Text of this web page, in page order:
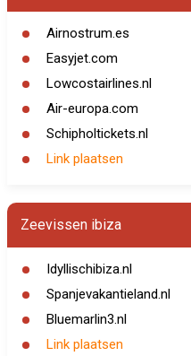
Airnostrum.es
Easyjet.com
Lowcostairlines.nl
Air-europa.com
Schipholtickets.nl
Link plaatsen
Zeevissen ibiza
Idyllischibiza.nl
Spanjevakantieland.nl
Bluemarlin3.nl
Link plaatsen